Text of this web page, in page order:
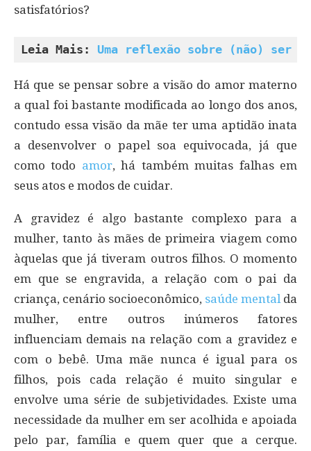
satisfatórios?
Leia Mais: Uma reflexão sobre (não) ser
Há que se pensar sobre a visão do amor materno
a qual foi bastante modificada ao longo dos anos,
contudo essa visão da mãe ter uma aptidão inata
a desenvolver o papel soa equivocada, já que
como todo amor, há também muitas falhas em
seus atos e modos de cuidar.
A gravidez é algo bastante complexo para a
mulher, tanto às mães de primeira viagem como
àquelas que já tiveram outros filhos. O momento
em que se engravida, a relação com o pai da
criança, cenário socioeconômico, saúde mental da
mulher, entre outros inúmeros fatores
influenciam demais na relação com a gravidez e
com o bebê. Uma mãe nunca é igual para os
filhos, pois cada relação é muito singular e
envolve uma série de subjetividades. Existe uma
necessidade da mulher em ser acolhida e apoiada
pelo par, família e quem quer que a cerque.